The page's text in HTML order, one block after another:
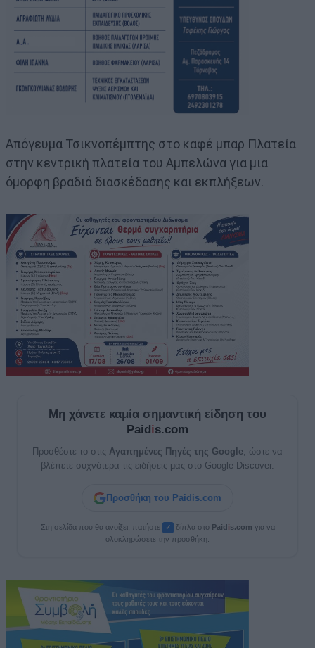
Απόγευμα Τσικνοπέμπτης στο καφέ μπαρ Πλατεία
στην κεντρική πλατεία του Αμπελώνα για μια
όμορφη βραδιά διασκέδασης και εκπλήξεων.
Μη χάνετε καμία σημαντική είδηση του
Paidis.com
Προσθέστε το στις Αγαπημένες Πηγές της Google, ώστε να
βλέπετε συχνότερα τις ειδήσεις μας στο Google Discover.
Προσθήκη του Paidis.com
Στη σελίδα που θα ανοίξει, πατήστε ✓ δίπλα στο Paidis.com για να
ολοκληρώσετε την προσθήκη.